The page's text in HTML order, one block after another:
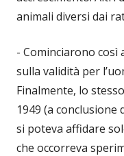
animali diversi dai
- Cominciarono
sulla validità per
Finalmente, lo stesso
1949 (a conclusione
si poteva affidare
che occorreva